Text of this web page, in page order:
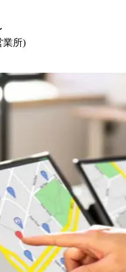
業所)